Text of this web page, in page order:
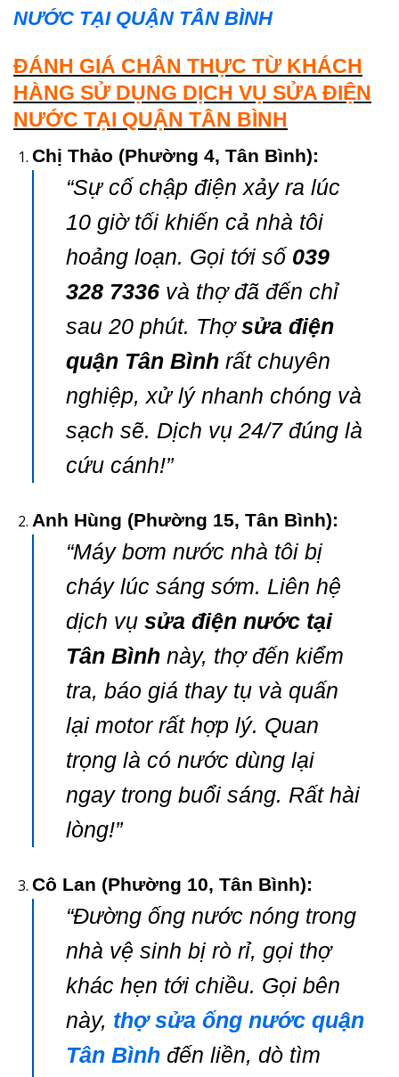
NƯỚC TẠI QUẬN TÂN BÌNH
ĐÁNH GIÁ CHÂN THỰC TỪ KHÁCH
HÀNG SỬ DỤNG DỊCH VỤ SỬA ĐIỆN
NƯỚC TẠI QUẬN TÂN BÌNH
Chị Thảo (Phường 4, Tân Bình):
“Sự cố chập điện xảy ra lúc
10 giờ tối khiến cả nhà tôi
hoảng loạn. Gọi tới số 039
328 7336và thợ đã đến chỉ
sau 20 phút. Thợsửa điện
quận Tân Bìnhrất chuyên
nghiệp, xử lý nhanh chóng và
sạch sẽ. Dịch vụ 24/7 đúng là
cứu cánh!”
Anh Hùng (Phường 15, Tân Bình):
“Máy bơm nước nhà tôi bị
cháy lúc sáng sớm. Liên hệ
dịch vụ sửa điện nước tại
Tân Bìnhnày, thợ đến kiểm
tra, báo giá thay tụ và quấn
lại motor rất hợp lý. Quan
trọng là có nước dùng lại
ngay trong buổi sáng. Rất hài
lòng!”
Cô Lan (Phường 10, Tân Bình):
“Đường ống nước nóng trong
nhà vệ sinh bị rò rỉ, gọi thợ
khác hẹn tới chiều. Gọi bên
này, thợ sửa ống nước quận
Tân Bìnhđến liền, dò tìm